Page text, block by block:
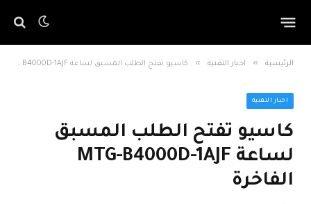
الرئيسية » اخبار التقنية » كاسيو تفتح الطلب المسبق لساعة MTG-B4000D-1AJF الفاخرة
اخبار التقنية
كاسيو تفتح الطلب المسبق
لساعة MTG-B4000D-1AJF
الفاخرة